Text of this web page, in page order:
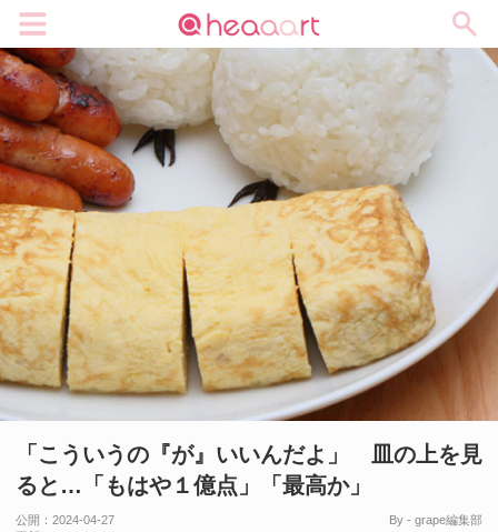
「こういうの『が』いいんだよ」 皿の上を見
ると…「もはや１億点」「最高か」
公開： 2024-04-27
By - grape編集部